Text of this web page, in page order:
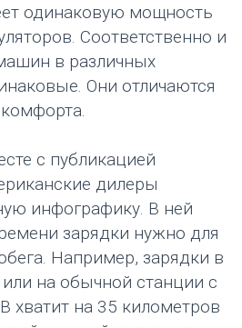
одинаковую мощность
Соответственно и
в различных
Они отличаются
с публикацией
дилеры
инфографику. В ней
зарядки нужно для
Например, зарядки в
на обычной станции с
хватит на 35 километров